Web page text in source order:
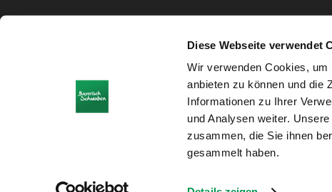
Diese Webseite verwendet
Wir verwenden Cookies,
anbieten zu können und die
Informationen zu Ihrer
und Analysen weiter.
zusammen, die Sie ihnen
gesammelt haben.